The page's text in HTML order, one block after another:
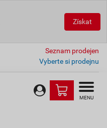
Získat
Seznam prodejen
Vyberte si prodejnu
MENU